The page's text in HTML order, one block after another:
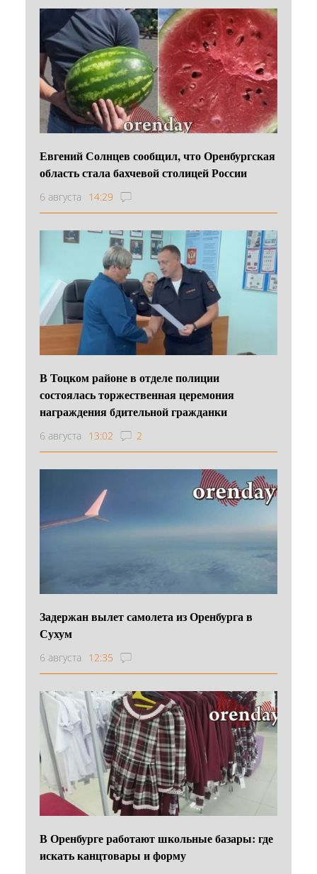
Евгений Солнцев сообщил, что Оренбургская
область стала бахчевой столицей России
6 августа 14:29
В Тоцком районе в отделе полиции
состоялась торжественная церемония
награждения бдительной гражданки
6 августа 13:02 2
Задержан вылет самолета из Оренбурга в
Сухум
6 августа 12:35
В Оренбурге работают школьные базары: где
искать канцтовары и форму